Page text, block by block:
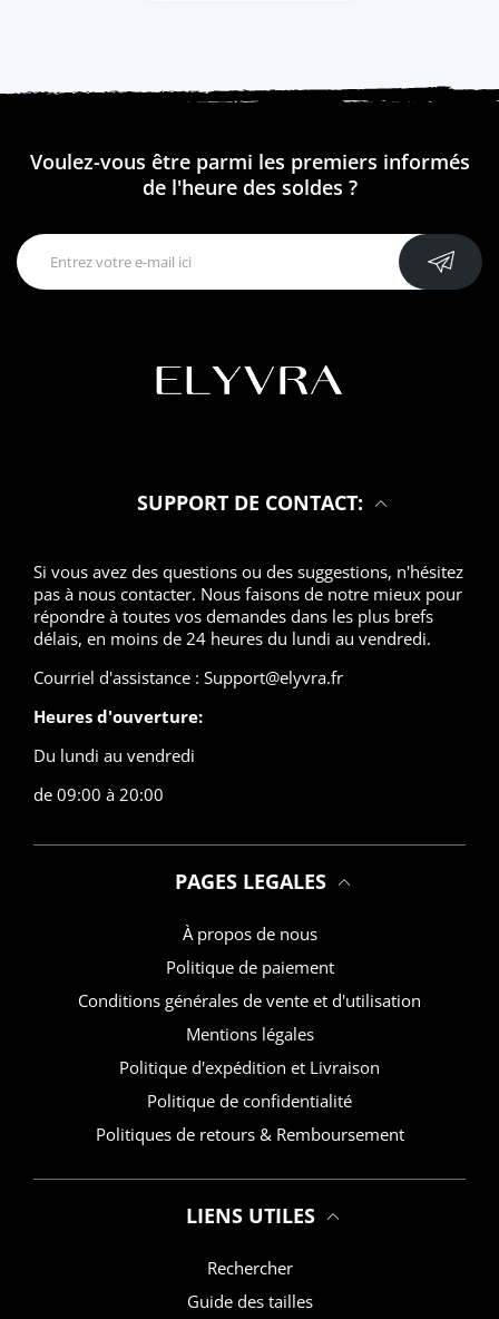
Voulez-vous être parmi les premiers informés
de l'heure des soldes ?
SUPPORT DE CONTACT:
Si vous avez des questions ou des suggestions, n'hésitez
pas à nous contacter. Nous faisons de notre mieux pour
répondre à toutes vos demandes dans les plus brefs
délais, en moins de 24 heures du lundi au vendredi.
Courriel d'assistance : Support@elyvra.fr
Heures d'ouverture:
Du lundi au vendredi
de 09:00 à 20:00
PAGES LEGALES
À propos de nous
Politique de paiement
Conditions générales de vente et d'utilisation
Mentions légales
Politique d'expédition et Livraison
Politique de confidentialité
Politiques de retours & Remboursement
LIENS UTILES
Rechercher
Guide des tailles